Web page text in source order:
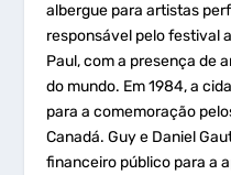
albergue para artistas
responsável pelo festival
Paul, com a presença de
do mundo. Em 1984, a
para a comemoração
Canadá. Guy e Daniel
financeiro público para a